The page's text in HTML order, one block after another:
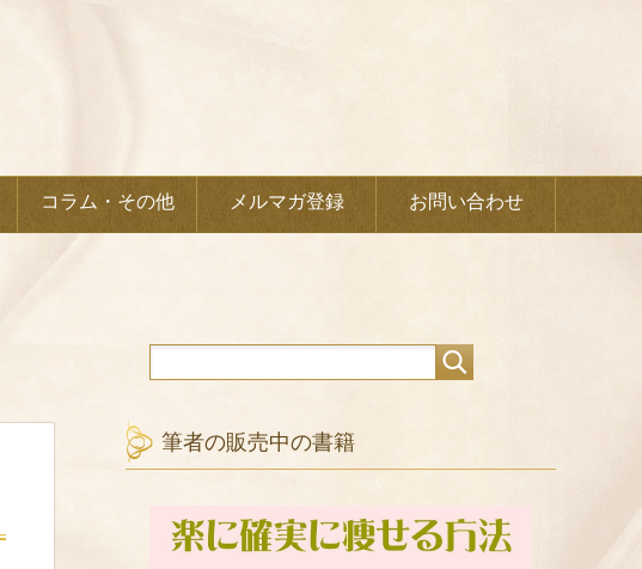
コラム・その他 メルマガ登録 お問い合わせ
筆者の販売中の書籍